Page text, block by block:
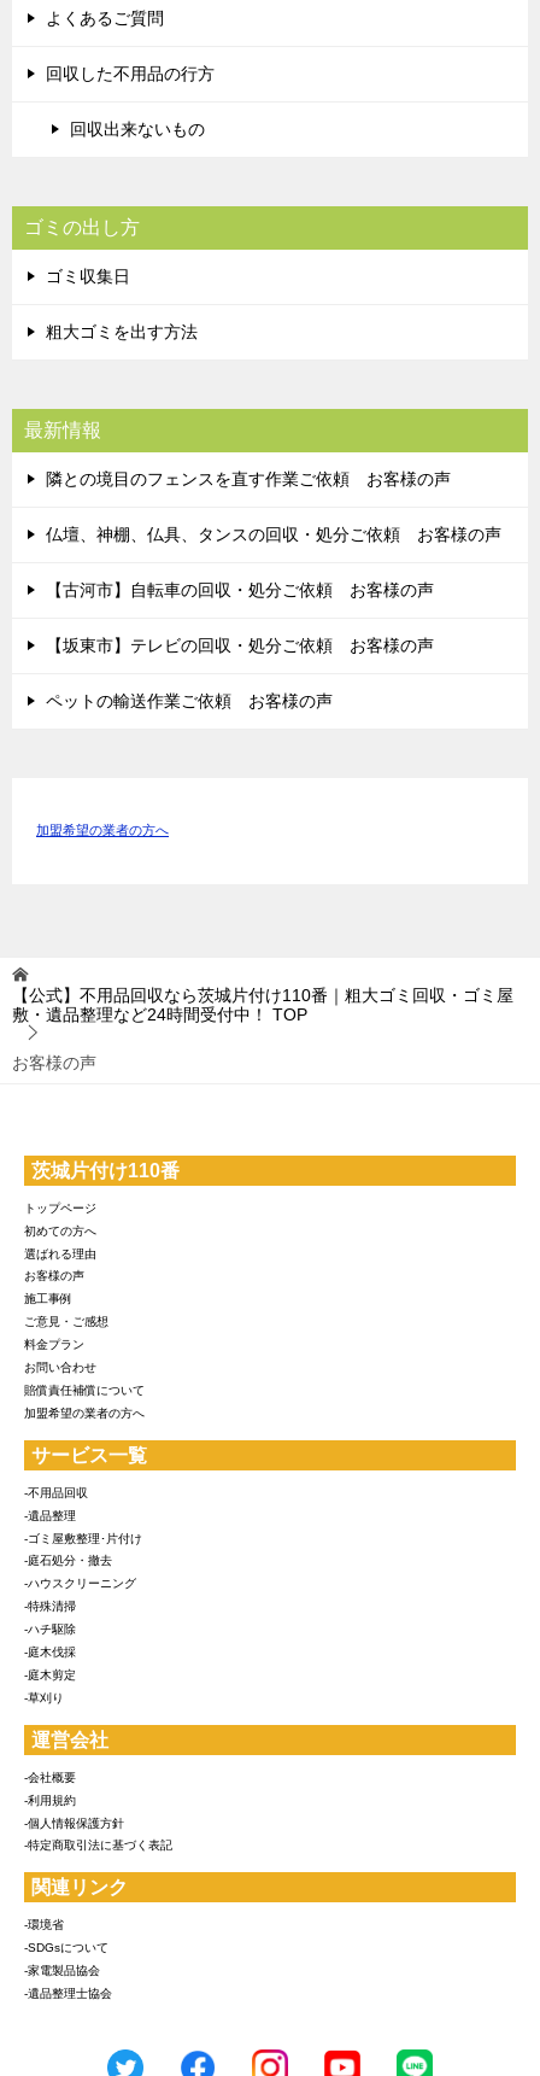
よくあるご質問
回収した不用品の行方
回収出来ないもの
ゴミの出し方
ゴミ収集日
粗大ゴミを出す方法
最新情報
隣との境目のフェンスを直す作業ご依頼 お客様の声
仏壇、神棚、仏具、タンスの回収・処分ご依頼 お客様の声
【古河市】自転車の回収・処分ご依頼 お客様の声
【坂東市】テレビの回収・処分ご依頼 お客様の声
ペットの輸送作業ご依頼 お客様の声
加盟希望の業者の方へ
【公式】不用品回収なら茨城片付け110番｜粗大ゴミ回収・ゴミ屋
敷・遺品整理など24時間受付中！
TOP
お客様の声
茨城片付け110番
トップページ
初めての方へ
選ばれる理由
お客様の声
施工事例
ご意見・ご感想
料金プラン
お問い合わせ
賠償責任補償について
加盟希望の業者の方へ
サービス一覧
-不用品回収
-遺品整理
-ゴミ屋敷整理･片付け
-庭石処分・撤去
-ハウスクリーニング
-特殊清掃
-ハチ駆除
-庭木伐採
-庭木剪定
-草刈り
運営会社
-会社概要
-利用規約
-個人情報保護方針
-特定商取引法に基づく表記
関連リンク
-環境省
-SDGsについて
-家電製品協会
-遺品整理士協会